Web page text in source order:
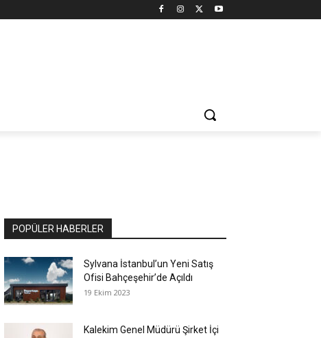
POPÜLER HABERLER
Sylvana İstanbul’un Yeni Satış
Ofisi Bahçeşehir’de Açıldı
19 Ekim 2023
Kalekim Genel Müdürü Şirket İçi